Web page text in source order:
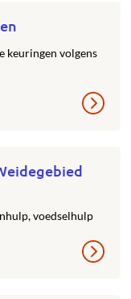
keuringen volgens
voedselhulp